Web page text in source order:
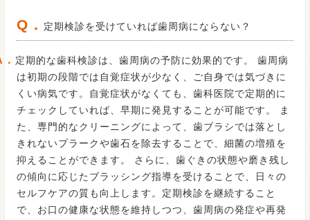
Q． 定期検診を受けていれば歯周病にならない？
定期的な歯科検診は、歯周病の予防に効果的です。 歯周病
は初期の段階では自覚症状が少なく、ご自身では気づきに
くい病気です。自覚症状がなくても、歯科医院で定期的に
チェックしていれば、早期に発見することが可能です。 ま
た、専門的なクリーニングによって、歯ブラシでは落とし
きれないプラークや歯石を除去することで、細菌の増殖を
抑えることができます。 さらに、歯ぐきの状態や磨き残し
の傾向に応じたブラッシング指導を受けることで、日々の
セルフケアの質も向上します。定期検診を継続すること
で、お口の健康な状態を維持しつつ、歯周病の発症や再発